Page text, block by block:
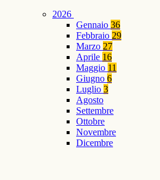
2026
Gennaio 36
Febbraio 29
Marzo 27
Aprile 16
Maggio 11
Giugno 6
Luglio 3
Agosto
Settembre
Ottobre
Novembre
Dicembre